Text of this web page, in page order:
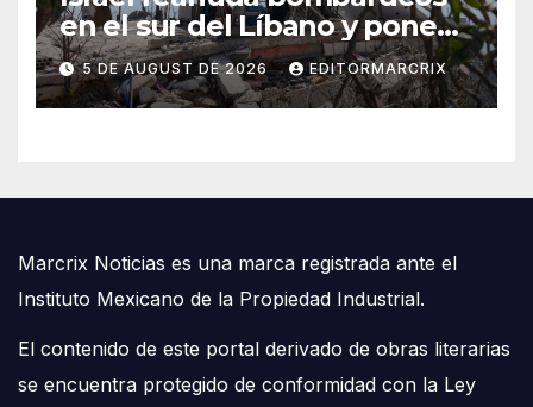
en el sur del Líbano y pone
en riesgo diálogo de paz
5 DE AUGUST DE 2026 EDITORMARCRIX
Marcrix Noticias es una marca registrada ante el
Instituto Mexicano de la Propiedad Industrial.
El contenido de este portal derivado de obras literarias
se encuentra protegido de conformidad con la Ley